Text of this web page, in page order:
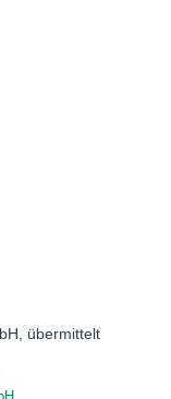
übermittelt